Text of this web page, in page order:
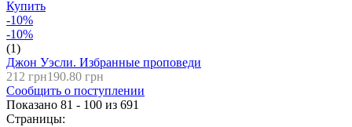
Купить
-10%
-10%
(1)
Джон Уэсли. Избранные проповеди
212 грн190.80 грн
Сообщить о поступлении
Показано 81 - 100 из 691
Страницы: